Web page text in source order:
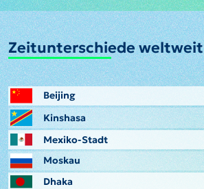
Zeitunterschiede weltweit
Beijing
Kinshasa
Mexiko-Stadt
Moskau
Dhaka